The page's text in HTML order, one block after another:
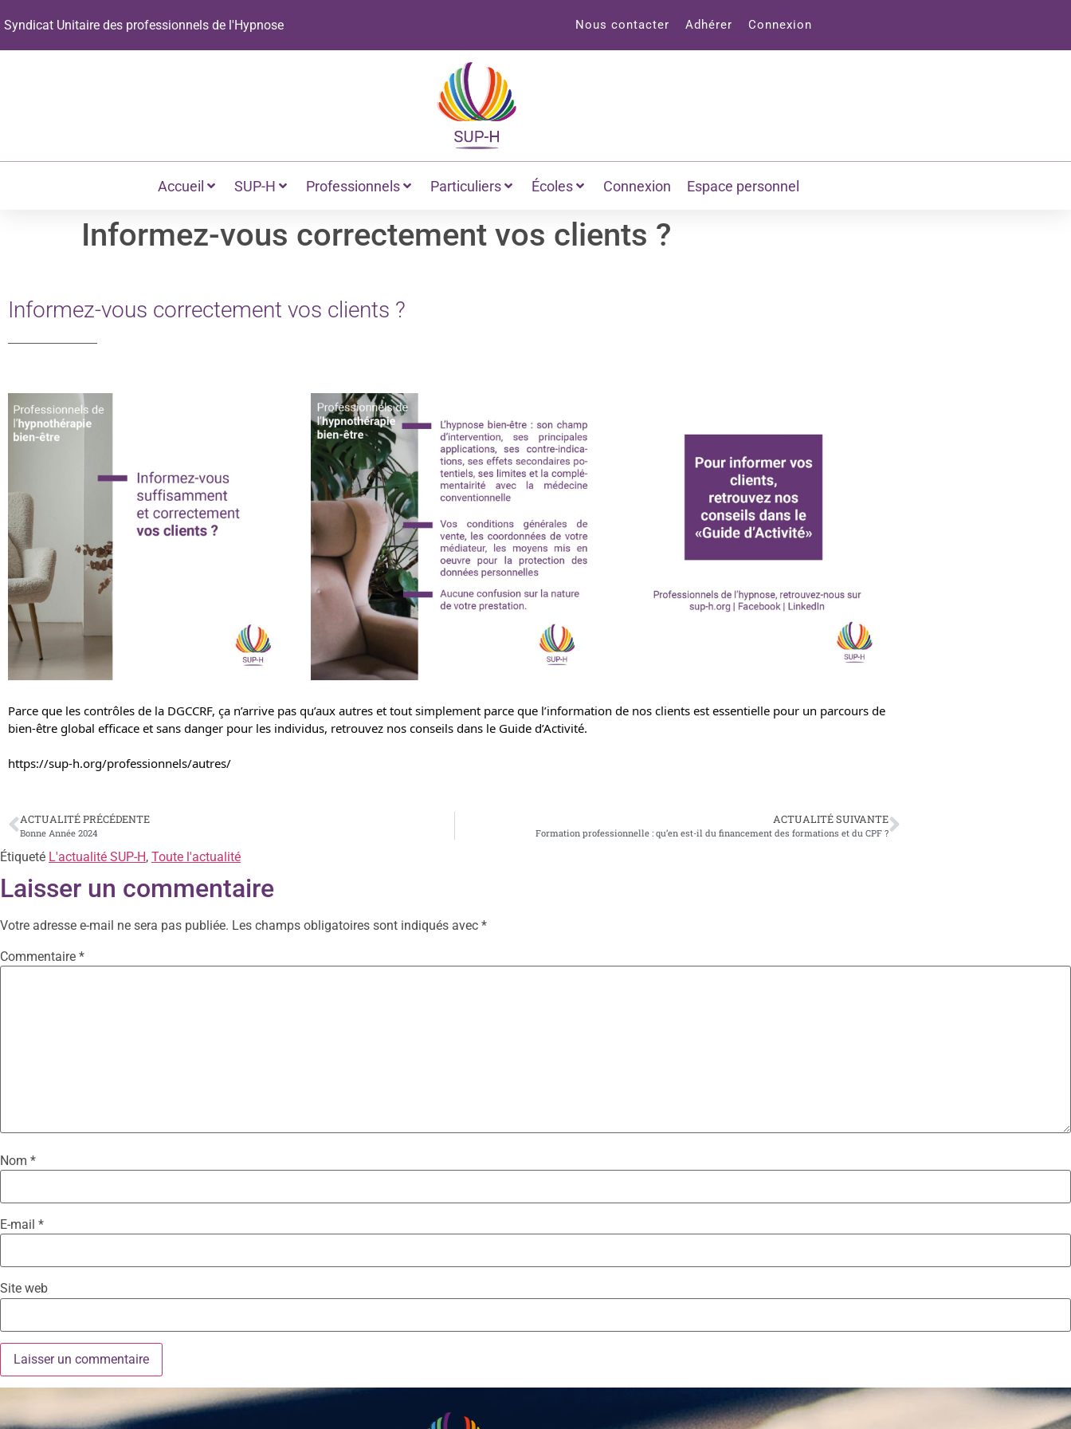
Syndicat Unitaire des professionnels de l'Hypnose Nous contacter Adhérer Connexion
Accueil SUP-H Professionnels Particuliers Écoles Connexion Espace personnel
Informez-vous correctement vos clients ?
Informez-vous correctement vos clients ?
Parce que les contrôles de la DGCCRF, ça n’arrive pas qu’aux autres et tout simplement parce que l’information de nos clients est essentielle pour un parcours de
bien-être global efficace et sans danger pour les individus, retrouvez nos conseils dans le Guide d’Activité.
https://sup-h.org/professionnels/autres/
ACTUALITÉ PRÉCÉDENTE
Bonne Année 2024
ACTUALITÉ SUIVANTE
Formation professionnelle : qu’en est-il du financement des formations et du CPF ?
Étiqueté L'actualité SUP-H, Toute l'actualité
Laisser un commentaire
Votre adresse e-mail ne sera pas publiée. Les champs obligatoires sont indiqués avec *
Commentaire *
Nom *
E-mail *
Site web